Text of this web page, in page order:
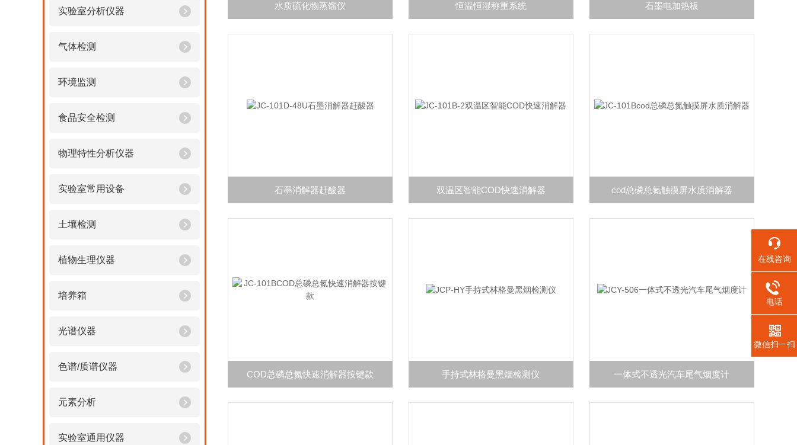
实验室分析仪器
气体检测
环境监测
食品安全检测
物理特性分析仪器
实验室常用设备
土壤检测
植物生理仪器
培养箱
光谱仪器
色谱/质谱仪器
元素分析
实验室通用仪器
水质硫化物蒸馏仪 恒温恒湿称重系统 石墨电加热板
石墨消解器赶酸器 双温区智能COD快速消解器 cod总磷总氮触摸屏水质消解器
COD总磷总氮快速消解器按键款 手持式林格曼黑烟检测仪 一体式不透光汽车尾气烟度计
在线咨询
电话
微信扫一扫